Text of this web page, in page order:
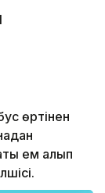
өртінен
ем алып